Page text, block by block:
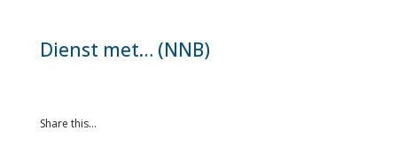
Dienst met… (NNB)
Share this…